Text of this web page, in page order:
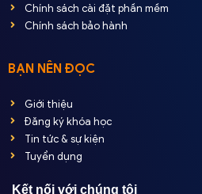
Chính sách cài đặt phần mềm
Chính sách bảo hành
BẠN NÊN ĐỌC
Giới thiệu
Đăng ký khóa học
Tin tức & sự kiện
Tuyển dụng
Kết nối với chúng tôi